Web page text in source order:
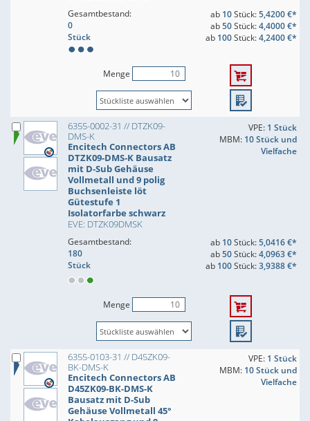
Gesamtbestand:
0
Stück
ab 10Stück:5,4200 €*
ab50Stück:4,4000 €*
ab 100Stück:4,2400 €*
Menge
6355-0002-31 // DTZK09-
DMS-K
Encitech Connectors AB
DTZK09-DMS-K Bausatz
mit D-Sub Gehäuse
Vollmetall und 9 polig
Buchsenleiste löt
Gütestufe 1
Isolatorfarbe schwarz
EVE: DTZK09DMSK
VPE: 1 Stück
MBM: 10 Stück und
Vielfache
Gesamtbestand:
180
Stück
ab 10Stück:5,0416 €*
ab50Stück:4,0963 €*
ab 100Stück:3,9388 €*
Menge
6355-0103-31 // D45ZK09-
BK-DMS-K
Encitech Connectors AB
D45ZK09-BK-DMS-K
Bausatz mit D-Sub
Gehäuse Vollmetall 45°
VPE: 1 Stück
MBM: 10 Stück und
Vielfache